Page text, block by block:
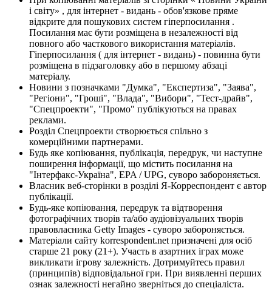
і світу» , для інтернет - видань - обов'язкове пряме
відкрите для пошукових систем гіперпосилання .
Посилання має бути розміщена в незалежності від
повного або часткового використання матеріалів.
Гіперпосилання ( для інтернет - видань) - повинна бути
розміщена в підзаголовку або в першому абзаці
матеріалу.
Новини з позначками "Думка", "Експертиза", "Заява",
"Регіони", "Гроші", "Влада", "Вибори", "Тест-драйв",
"Спецпроекти", "Промо" публікуються на правах
реклами.
Розділ Спецпроекти створюється спільно з
комерційними партнерами.
Будь яке копіювання, публікація, передрук, чи наступне
поширення інформації, що містить посилання на
"Інтерфакс-Україна", EPA / UPG, суворо забороняється.
Власник веб-сторінки в розділі Я-Корреспондент є автор
публікації.
Будь-яке копіювання, передрук та відтворення
фотографічних творів та/або аудіовізуальних творів
правовласника Getty Images - суворо забороняється.
Матеріали сайту korrespondent.net призначені для осіб
старше 21 року (21+). Участь в азартних іграх може
викликати ігрову залежність. Дотримуйтесь правил
(принципів) відповідальної гри. При виявленні перших
ознак залежності негайно зверніться до спеціаліста.